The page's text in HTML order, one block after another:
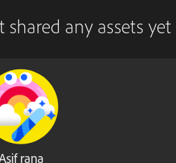
shared any assets yet
rana